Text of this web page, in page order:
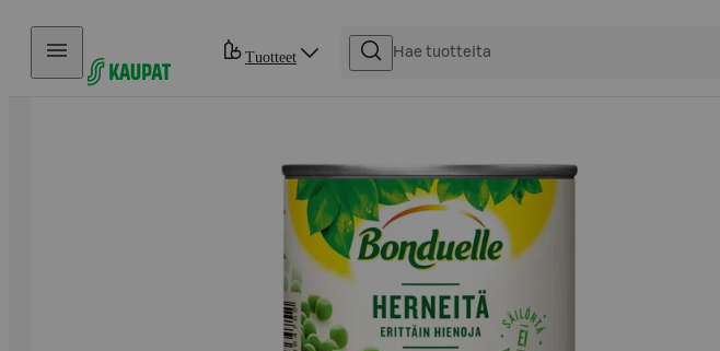
Hyppää sisältöön
Tuotteet